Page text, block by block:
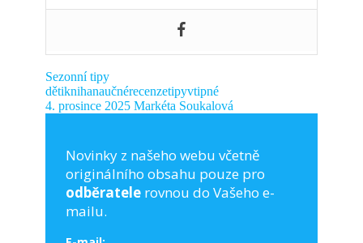
Sezonní tipy
dětiknihanaučnérecenzetipyvtipné
4. prosince 2025 Markéta Soukalová
Novinky z našeho webu včetně
originálního obsahu pouze pro
odběratele rovnou do Vašeho e-
mailu.